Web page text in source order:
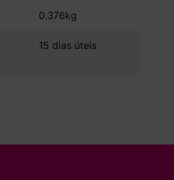
0.376kg
15 dias úteis